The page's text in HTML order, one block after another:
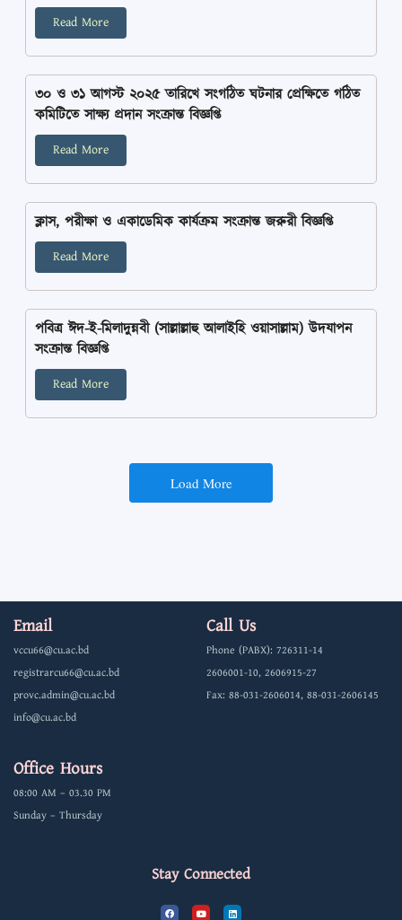
Read More
৩০ ও ৩১ আগস্ট ২০২৫ তারিখে সংগঠিত ঘটনার প্রেক্ষিতে গঠিত
কমিটিতে সাক্ষ্য প্রদান সংক্রান্ত বিজ্ঞপ্তি
Read More
ক্লাস, পরীক্ষা ও একাডেমিক কার্যক্রম সংক্রান্ত জরুরী বিজ্ঞপ্তি
Read More
পবিত্র ঈদ-ই-মিলাদুন্নবী (সাল্লাল্লাহু আলাইহি ওয়াসাল্লাম) উদযাপন
সংক্রান্ত বিজ্ঞপ্তি
Read More
Load More
Email
vccu66@cu.ac.bd
registrarcu66@cu.ac.bd
provc.admin@cu.ac.bd
info@cu.ac.bd
Call Us
Phone (PABX): 726311-14
2606001-10, 2606915-27
Fax: 88-031-2606014, 88-031-2606145
Office Hours
08:00 AM – 03.30 PM
Sunday – Thursday
Stay Connected
F
a
Y
o
L
i